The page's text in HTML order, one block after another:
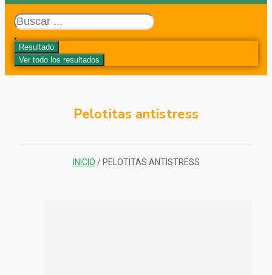
Search
...
Resultado
Ver todo los resultados
Pelotitas antistress
INICIO / PELOTITAS ANTISTRESS